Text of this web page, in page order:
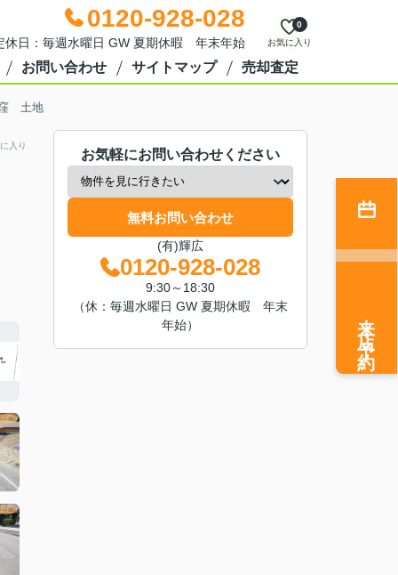
0120-928-028
日：毎週水曜日 GW 夏期休暇 年末年始 お気に入り
0
お問い合わせ サイトマップ 売却査定
窪 土地
入り
お気軽にお問い合わせください
無料お問い合わせ
(有)輝広
0120-928-028
9:30～18:30
（休：毎週水曜日 GW 夏期休暇 年末
年始）
来店予約